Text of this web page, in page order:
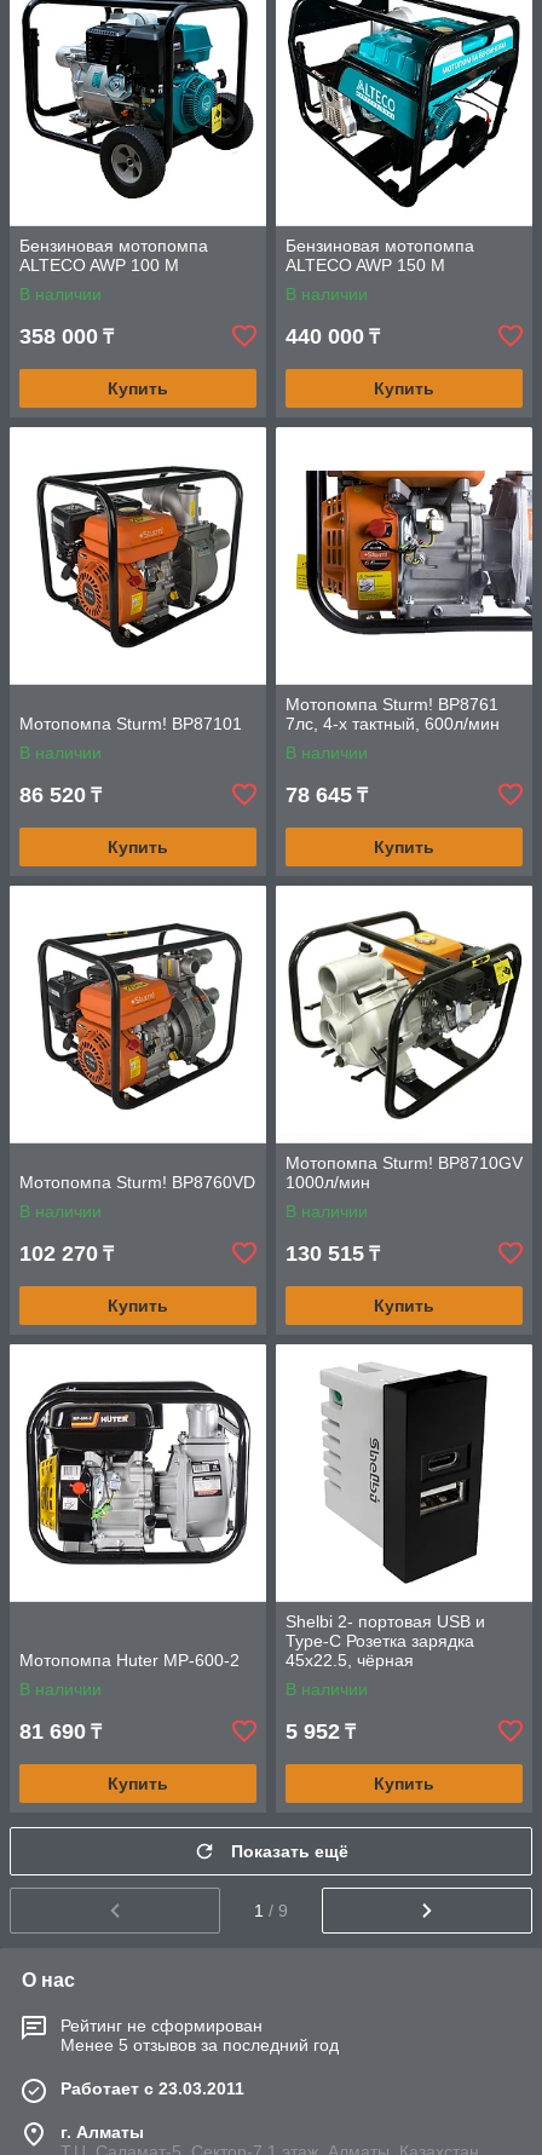
Бензиновая мотопомпа
ALTECO AWP 100 M
В наличии
358 000 ₸
Купить
Бензиновая мотопомпа
ALTECO AWP 150 M
В наличии
440 000 ₸
Купить
Мотопомпа Sturm! BP87101
В наличии
86 520 ₸
Купить
Мотопомпа Sturm! BP8761
7лс, 4-х тактный, 600л/мин
В наличии
78 645 ₸
Купить
Мотопомпа Sturm! BP8760VD
В наличии
102 270 ₸
Купить
Мотопомпа Sturm! BP8710GV
1000л/мин
В наличии
130 515 ₸
Купить
Мотопомпа Huter MP-600-2
В наличии
81 690 ₸
Купить
Shelbi 2- портовая USB и
Type-C Розетка зарядка
45х22.5, чёрная
В наличии
5 952 ₸
Купить
Показать ещё
1 / 9
О нас
Рейтинг не сформирован
Менее 5 отзывов за последний год
Работает с 23.03.2011
г. Алматы